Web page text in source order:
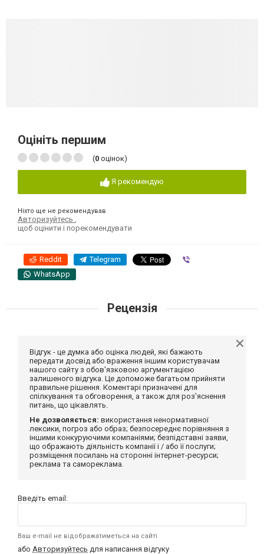
Оцініть першим
(0 оцінок)
Я рекомендую
Ніхто ще не рекомендував
Авторизуйтесь
щоб оцінити і порекомендувати
Reddit Telegram
WhatsApp
Рецензія
Відгук - це думка або оцінка людей, які бажають
передати досвід або враження іншим користувачам
нашого сайту з обов'язковою аргументацією
залишеного відгука. Це допоможе багатьом прийняти
правильне рішення. Коментарі призначені для
спілкування та обговорення, а також для роз'яснення
питань, що цікавлять.
Не дозволяється: використання ненормативної
лексики, погроз або образ; безпосереднє порівняння з
іншими конкуруючими компаніями; безпідставні заяви,
що ображають діяльність компанії і / або її послуги;
розміщення посилань на сторонні інтернет-ресурси;
реклама та самореклама.
Введіть email:
Ваш e-mail не відображатиметься на сайті
або Авторизуйтесь для написання відгуку